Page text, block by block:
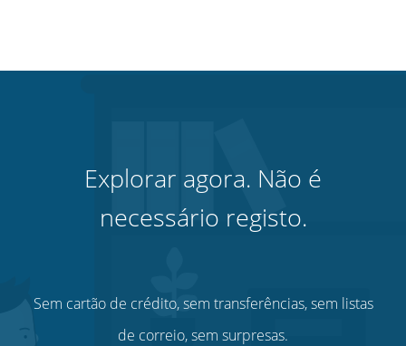
Explorar agora. Não é
necessário registo.
Sem cartão de crédito, sem transferências, sem listas
de correio, sem surpresas.